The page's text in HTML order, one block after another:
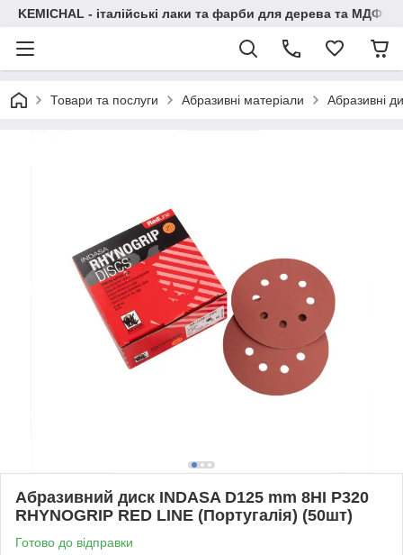
KEMICHAL - італійські лаки та фарби для дерева та МДФ
Товари та послуги Абразивні матеріали Абразивні
Абразивний диск INDASA D125 mm 8HI P320
RHYNOGRIP RED LINE (Португалія) (50шт)
Готово до відправки